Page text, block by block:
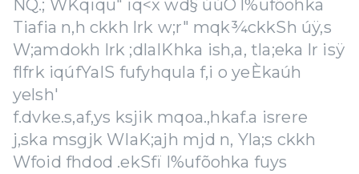
NQ.; WKqiqu" iq<x wd§ úúO l%ufõohka
Tiafia n,h ckkh lrk w;r" mqk¾ckkSh úÿ,s
W;amdokh lrk ;dla‍IKhka ish,a, tla;eka lr isÿ
flfrk iqúfYaIS fufyhqula f,i o yeÈkaúh
yelsh'
f.dvke.s,af,ys ksjik mqoa.,hkaf.a isrere
j,ska msgjk WIaK;ajh mjd n, Yla;s ckkh
Wfoid fhdod .ekSfï l%ufõohka fuys